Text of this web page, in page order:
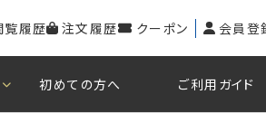
覧履歴 注文履歴 クーポン 会員登
初めての方へ ご利用ガイド